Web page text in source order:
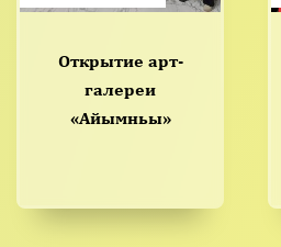
Открытие арт-
галереи
«Айымньы»